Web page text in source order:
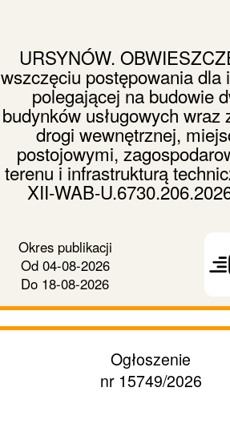
URSYNÓW.
wszczęciu postępowania dla
polegającej na budowie
budynków usługowych wraz
drogi wewnętrznej,
postojowymi,
terenu i infrastrukturą
XII-WAB-
Okres publikacji
Od04-08-2026
Do 18-08-2026
dalej
Ogłoszenie
nr 15749/2026